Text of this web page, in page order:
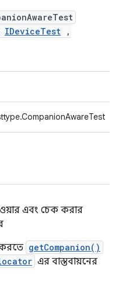
IDeviceTest ,
এবং চেক করার
করতে getCompanion()
এর বাস্তবায়নের